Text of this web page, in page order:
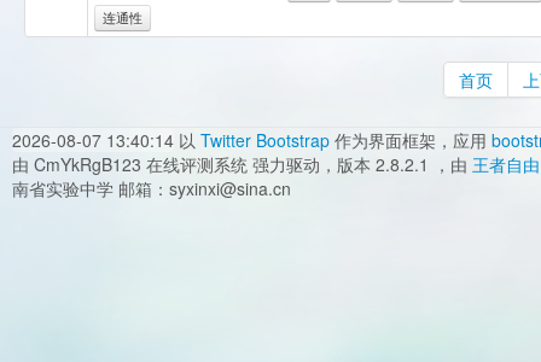
连通性
首页
2026-08-07 13:40:14 以 Twitter Bootstrap 作为界面框架，应用
由 CmYkRgB123 在线评测系统 强力驱动，版本 2.8.2.1 ，由 王者自由
南省实验中学 邮箱：syxinxi@sina.cn